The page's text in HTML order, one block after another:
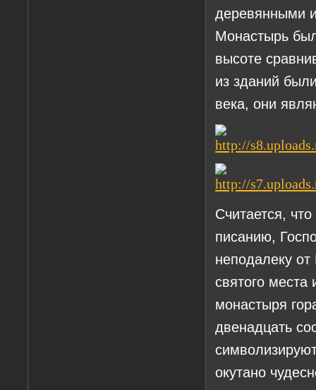
деревянными
Монастырь
высоте
из зданий
века, они
Считается,
писанию,
неподалеку
святого
монастыря
двенадцать
окутано